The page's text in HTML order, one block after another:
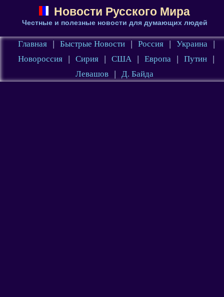
Новости Русского Мира
Честные и полезные новости для думающих людей
Главная | Быстрые Новости | Россия | Украина
|
Новороссия
| Сирия | США | Европа | Путин
|
Левашов
| Д. Байда